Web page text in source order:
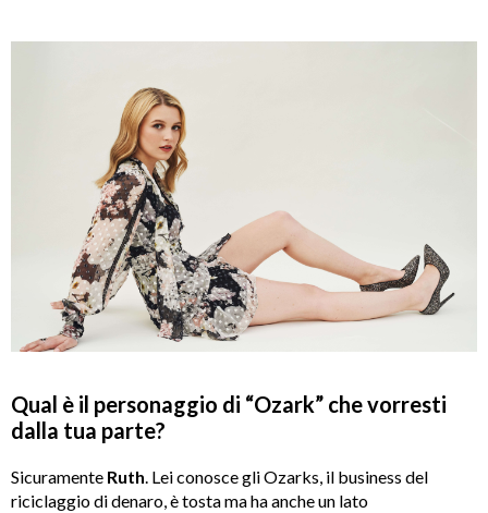
Qual è il personaggio di “Ozark” che vorresti
dalla tua parte?
Sicuramente Ruth. Lei conosce gli Ozarks, il business del
riciclaggio di denaro, è tosta ma ha anche un lato